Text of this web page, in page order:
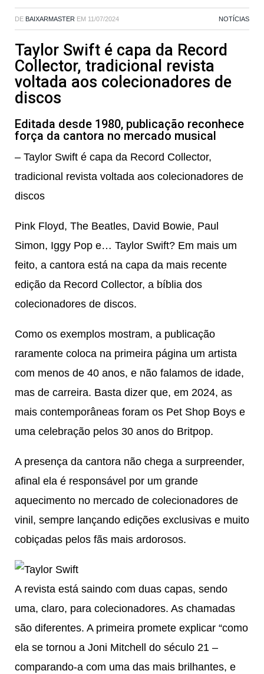
DE BAIXARMASTER EM 11/07/2024 NOTÍCIAS
Taylor Swift é capa da Record
Collector, tradicional revista
voltada aos colecionadores de
discos
Editada desde 1980, publicação reconhece
força da cantora no mercado musical
– Taylor Swift é capa da Record Collector,
tradicional revista voltada aos colecionadores de
discos
Pink Floyd, The Beatles, David Bowie, Paul
Simon, Iggy Pop e… Taylor Swift? Em mais um
feito, a cantora está na capa da mais recente
edição da Record Collector, a bíblia dos
colecionadores de discos.
Como os exemplos mostram, a publicação
raramente coloca na primeira página um artista
com menos de 40 anos, e não falamos de idade,
mas de carreira. Basta dizer que, em 2024, as
mais contemporâneas foram os Pet Shop Boys e
uma celebração pelos 30 anos do Britpop.
A presença da cantora não chega a surpreender,
afinal ela é responsável por um grande
aquecimento no mercado de colecionadores de
vinil, sempre lançando edições exclusivas e muito
cobiçadas pelos fãs mais ardorosos.
A revista está saindo com duas capas, sendo
uma, claro, para colecionadores. As chamadas
são diferentes. A primeira promete explicar “como
ela se tornou a Joni Mitchell
do século 21 –
comparando-a com uma das mais brilhantes, e